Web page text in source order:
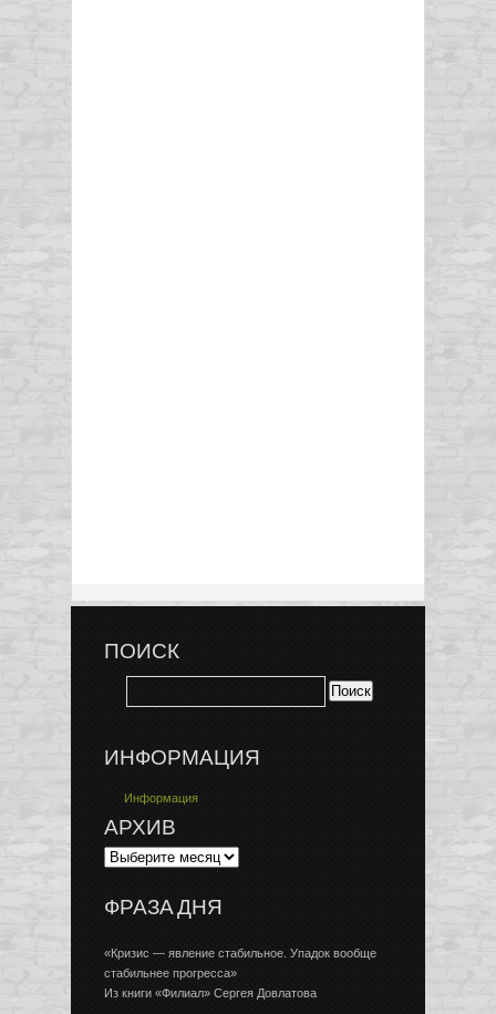
ПОИСК
ИНФОРМАЦИЯ
Информация
АРХИВ
ФРАЗА ДНЯ
«Кризис — явление стабильное. Упадок вообще
стабильнее прогресса»
Из книги «Филиал» Сергея Довлатова